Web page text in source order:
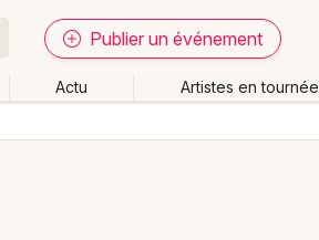
Publier un événement
Actu Artistes en tournée